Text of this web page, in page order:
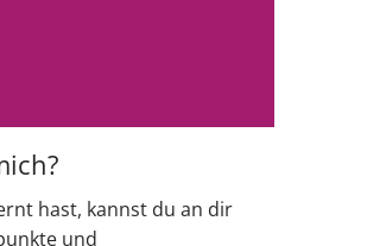
hast, kannst du an dir
und